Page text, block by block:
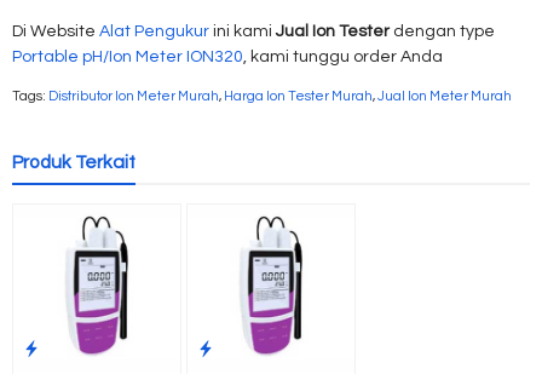
Di Website Alat Pengukur ini kamiJual Ion Testerdengan type
Portable pH/Ion Meter ION320, kami tunggu order Anda
Tags: Distributor Ion Meter Murah, Harga Ion Tester Murah,Jual Ion Meter Murah
Produk Terkait